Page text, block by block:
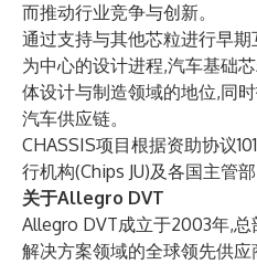
而推动行业竞争与创新。
通过支持与其他芯粒进行早
为中心的设计进程,汽车基础
体设计与制造领域的地位,同
汽车供应链。
CHASSIS项目根据资助协议
行机构(Chips JU)及各国主管
关于Allegro DVT
Allegro DVT成立于2003年,
解决方案领域的全球领先供